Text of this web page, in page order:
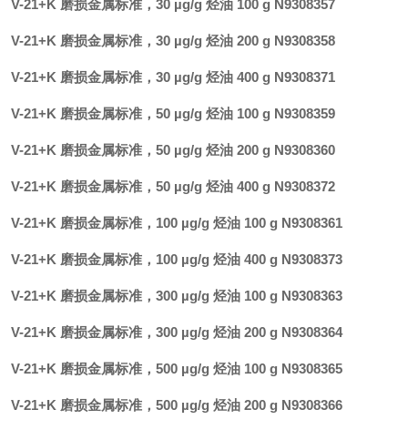
V-21+K 磨损金属标准，30 µg/g 烃油 100 g N9308357
V-21+K 磨损金属标准，30 µg/g 烃油 200 g N9308358
V-21+K 磨损金属标准，30 µg/g 烃油 400 g N9308371
V-21+K 磨损金属标准，50 µg/g 烃油 100 g N9308359
V-21+K 磨损金属标准，50 µg/g 烃油 200 g N9308360
V-21+K 磨损金属标准，50 µg/g 烃油 400 g N9308372
V-21+K 磨损金属标准，100 µg/g 烃油 100 g N9308361
V-21+K 磨损金属标准，100 µg/g 烃油 400 g N9308373
V-21+K 磨损金属标准，300 µg/g 烃油 100 g N9308363
V-21+K 磨损金属标准，300 µg/g 烃油 200 g N9308364
V-21+K 磨损金属标准，500 µg/g 烃油 100 g N9308365
V-21+K 磨损金属标准，500 µg/g 烃油 200 g N9308366